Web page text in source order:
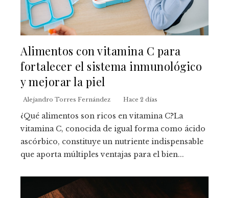
Alimentos con vitamina C para
fortalecer el sistema inmunológico
y mejorar la piel
Alejandro Torres Fernández Hace 2 días
¿Qué alimentos son ricos en vitamina C?La
vitamina C, conocida de igual forma como ácido
ascórbico, constituye un nutriente indispensable
que aporta múltiples ventajas para el bien...